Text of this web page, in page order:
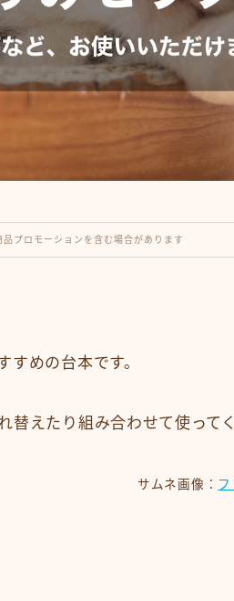
プロモーションを含む場合があります
めの台本です。
替えたり組み合わせて使って
サムネ画像：